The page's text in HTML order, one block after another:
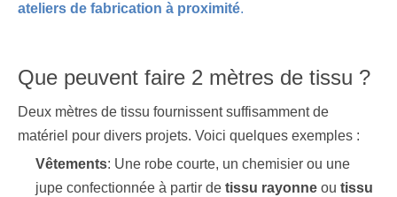
ateliers de fabrication à proximité.
Que peuvent faire 2 mètres de tissu ?
Deux mètres de tissu fournissent suffisamment de
matériel pour divers projets. Voici quelques exemples :
Vêtements: Une robe courte, un chemisier ou une
jupe confectionnée à partir de tissu rayonne ou tissu